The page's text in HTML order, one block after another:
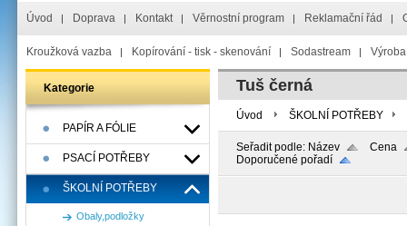
Úvod Doprava Kontakt Věrnostní program Reklamační řád
Kroužková vazba Kopírování - tisk - skenování Sodastream
Kategorie
PAPÍR A FÓLIE
PSACÍ POTŘEBY
ŠKOLNÍ POTŘEBY
Obaly,podložky
Tuš černá
Úvod ŠKOLNÍ POTŘEBY
Seřadit podle: Název
Cena
Doporučené pořadí